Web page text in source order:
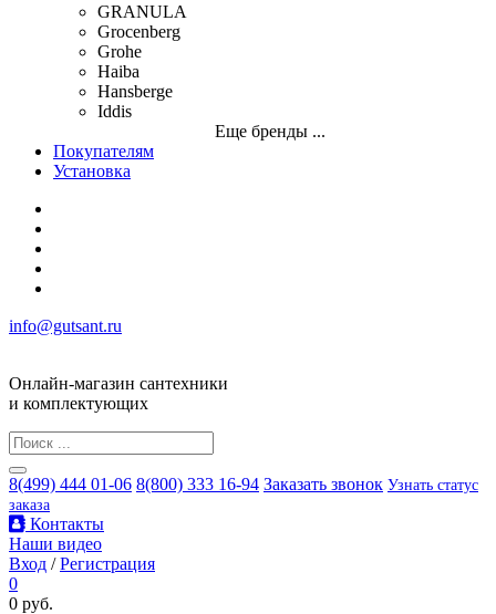
GRANULA
Grocenberg
Grohe
Haiba
Hansberge
Iddis
Еще бренды ...
Покупателям
Установка
info@gutsant.ru
Онлайн-магазин сантехники
и комплектующих
8(499) 444 01-06 8(800) 333 16-94 Заказать звонок Узнать статус
заказа
Контакты
Наши видео
Вход /Регистрация
0
0 руб.